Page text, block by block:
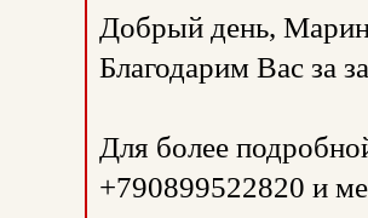
Добрый день,
Благодарим Вас за
Для более
+790899522820 и